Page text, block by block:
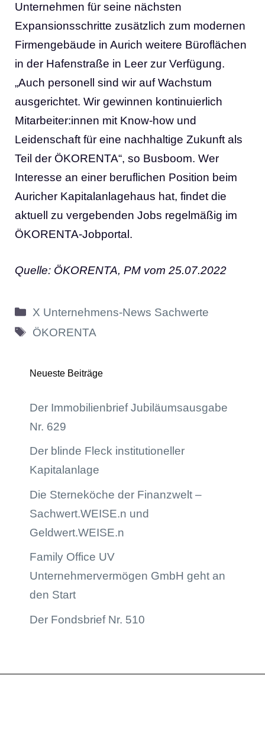
Unternehmen für seine nächsten
Expansionsschritte zusätzlich zum modernen
Firmengebäude in Aurich weitere Büroflächen
in der Hafenstraße in Leer zur Verfügung.
„Auch personell sind wir auf Wachstum
ausgerichtet. Wir gewinnen kontinuierlich
Mitarbeiter:innen mit Know-how und
Leidenschaft für eine nachhaltige Zukunft als
Teil der ÖKORENTA“, so Busboom. Wer
Interesse an einer beruflichen Position beim
Auricher Kapitalanlagehaus hat, findet die
aktuell zu vergebenden Jobs regelmäßig im
ÖKORENTA-Jobportal.
Quelle: ÖKORENTA, PM vom 25.07.2022
Kategorien
X Unternehmens-News Sachwerte
Schlagwörter
ÖKORENTA
Neueste Beiträge
Der Immobilienbrief Jubiläumsausgabe
Nr. 629
Der blinde Fleck institutioneller
Kapitalanlage
Die Sterneköche der Finanzwelt –
Sachwert.WEISE.n und
Geldwert.WEISE.n
Family Office UV
Unternehmervermögen GmbH geht an
den Start
Der Fondsbrief Nr. 510